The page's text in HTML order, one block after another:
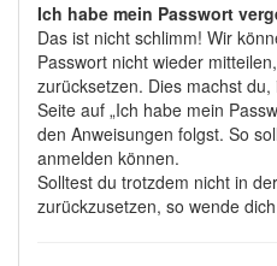
Ich habe mein Passwort
Das ist nicht schlimm! Wir
Passwort nicht wieder
zurücksetzen. Dies machst
Seite auf „Ich habe mein
den Anweisungen folgst. So
anmelden können.
Solltest du trotzdem nicht in
zurückzusetzen, so wende